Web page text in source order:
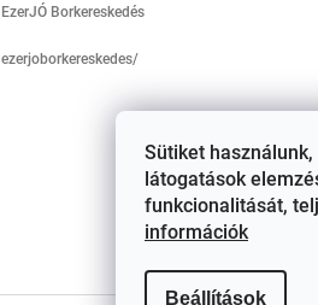
Sütiket
látogatások
funkcionalitását,
információk
Beállítások
EzerJÓ Borkereskedés
ezerjoborkereskedes/